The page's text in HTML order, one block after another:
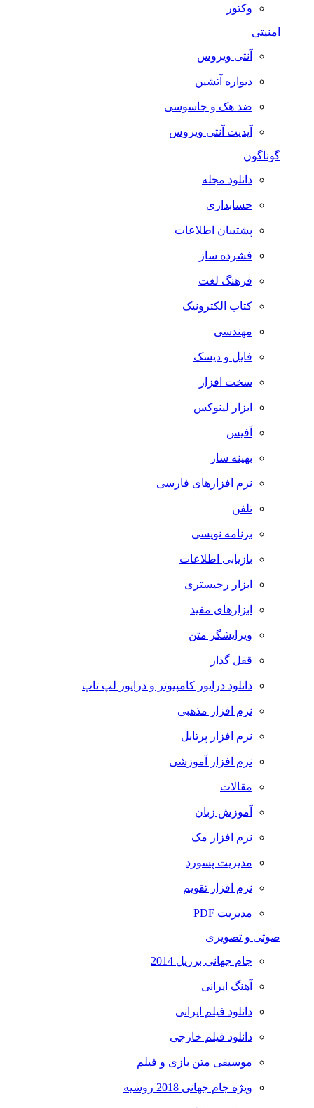
وکتور
امنیتی
آنتی ویروس
دیواره آتشین
ضد هک و جاسوسی
آپدیت آنتی ویروس
گوناگون
دانلود مجله
حسابداری
پشتیبان اطلاعات
فشرده ساز
فرهنگ لغت
کتاب الکترونیک
مهندسی
فایل و دیسک
سخت افزار
ابزار لینوکس
آفیس
بهینه ساز
نرم افزارهای فارسی
تلفن
برنامه نویسی
بازیابی اطلاعات
ابزار رجیستری
ابزارهای مفید
ویرایشگر متن
قفل گذار
دانلود درایور کامپیوتر و درایور لپ تاپ
نرم افزار مذهبی
نرم افزار پرتابل
نرم افزار آموزشی
مقالات
آموزش زبان
نرم افزار مک
مدیریت پسورد
نرم افزار تقویم
مدیریت PDF
صوتی و تصویری
جام جهانی برزیل 2014
آهنگ ایرانی
دانلود فیلم ایرانی
دانلود فیلم خارجی
موسیقی متن بازی و فیلم
ویژه جام جهانی 2018 روسیه